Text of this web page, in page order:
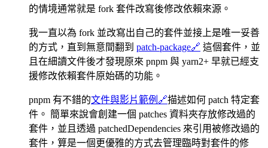
的情境通常就是 fork 套件改寫後修改依賴來源。
我一直以為 fork 並改寫出自己的套件並接上是唯一妥善
的方式，直到無意間翻到 patch-package🔗 這個套件，並
且在細讀文件後才發現原來 pnpm 與 yarn2+ 早就已經支
援修改依賴套件原始碼的功能。
pnpm 有不錯的文件與影片範例 🔗描述如何 patch 特定套
件。 簡單來說會創建一個 patches 資料夾存放修改過的
套件，並且透過 patchedDependencies 來引用被修改過的
套件，算是一個更優雅的方式去管理臨時對套件的修